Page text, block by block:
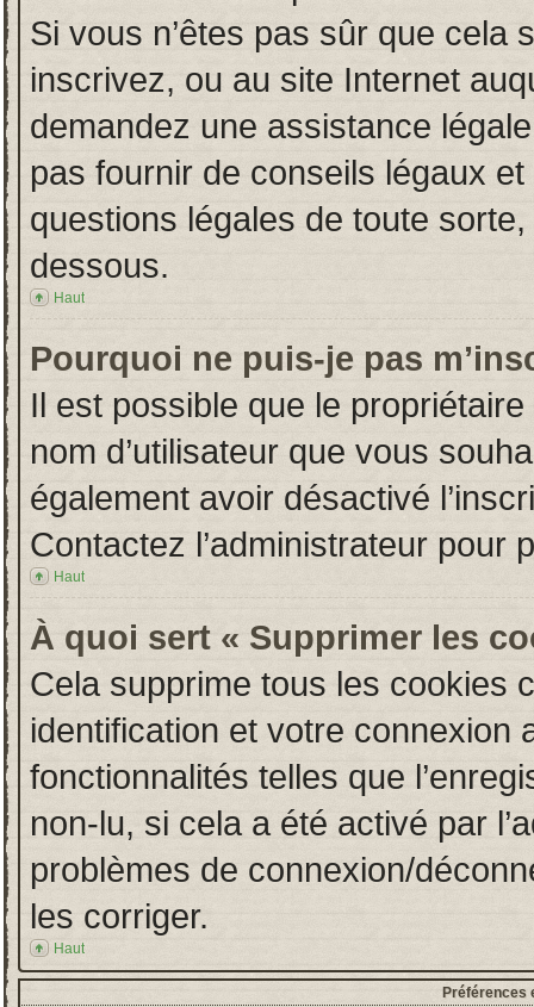
Si vous n’êtes pas sûr que cela
inscrivez, ou au site Internet
demandez une assistance
pas fournir de conseils légaux
questions légales de toute
dessous.
Haut
Pourquoi ne puis-je pas
Il est possible que le
nom d’utilisateur que vous
également avoir désactivé
Contactez l’administrateur pour
Haut
À quoi sert « Supprimer les
Cela supprime tous les cookies
identification et votre connexion
fonctionnalités telles que
non-lu, si cela a été activé par
problèmes de connexion/
les corriger.
Haut
Préférences